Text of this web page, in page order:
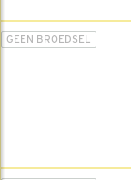
GEEN BROEDSEL